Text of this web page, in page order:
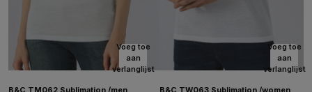
Voeg toe
aan
verlanglijst
B&C TM062 Sublimation /men
Voeg toe
aan
verlanglijst
B&C TW063 Sublimation /women